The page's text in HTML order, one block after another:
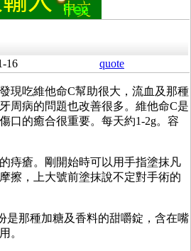
16 quote
現吃維他命C幫助很大，流血及那種
周病的問題也改善很多。維他命C是
口的癒合很重要。每天約1-2g。容
痔瘡。剛開始時可以用手指塗抹凡
擦，上大號前塗抹說不定對手術的
是那種加糖及香料的甜嚼錠，含在嘴
。